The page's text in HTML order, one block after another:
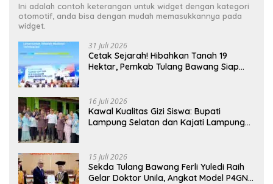
Ini adalah contoh keterangan untuk widget dengan kategori
otomotif, anda bisa dengan mudah memasukkannya pada
widget.
31 Juli 2026
Cetak Sejarah! Hibahkan Tanah 19
Hektar, Pemkab Tulang Bawang Siap
16 Juli 2026
Kawal Kualitas Gizi Siswa: Bupati
Lampung Selatan dan Kajati Lampung
15 Juli 2026
Sekda Tulang Bawang Ferli Yuledi Raih
Gelar Doktor Unila, Angkat Model P4GN